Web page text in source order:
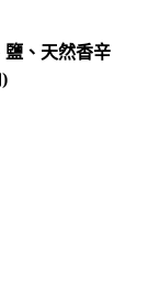
鹽、天然香辛